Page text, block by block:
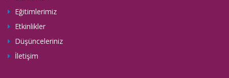
Eğitimlerimiz
Etkinlikler
Düşünceleriniz
İletişim